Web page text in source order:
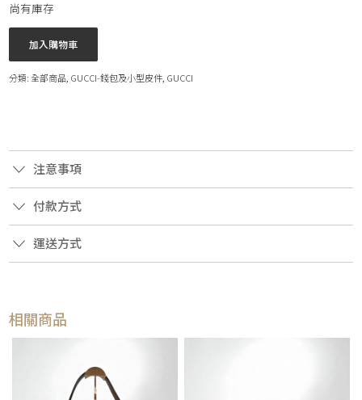
尚有庫存
加入購物車
分類:全部商品 GUCCI-錢包及小型皮件 GUCCI
注意事項
付款方式
運送方式
相關商品